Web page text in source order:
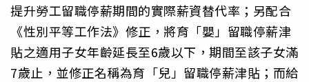
提升勞工留職停薪期間的實際薪資替代率；另配合
《性別平等工作法》修正，將育「嬰」留職停薪津
貼之適用子女年齡延長至6歲以下，期間至該子女滿
7歲止，並修正名稱為育「兒」留職停薪津貼；而給